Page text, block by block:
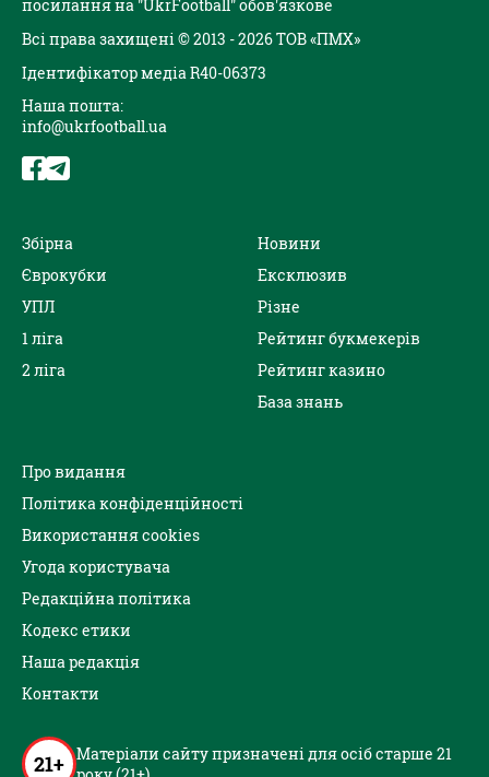
посилання на "UkrFootball" обов'язкове
Всі права захищені © 2013 - 2026 ТОВ «ПМХ»
Ідентифікатор медіа R40-06373
Наша пошта:
info@ukrfootball.ua
Збірна
Єврокубки
УПЛ
1 ліга
2 ліга
Новини
Ексклюзив
Різне
Рейтинг букмекерів
Рейтинг казино
База знань
Про видання
Політика конфіденційності
Використання cookies
Угода користувача
Редакційна політика
Кодекс етики
Наша редакція
Контакти
21+ Матеріали сайту призначені для осіб старше 21